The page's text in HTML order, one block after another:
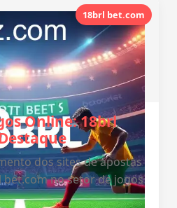
18brl bet.com
Online: 18brl
dos sites de apostas
bet.com no setor de jogos